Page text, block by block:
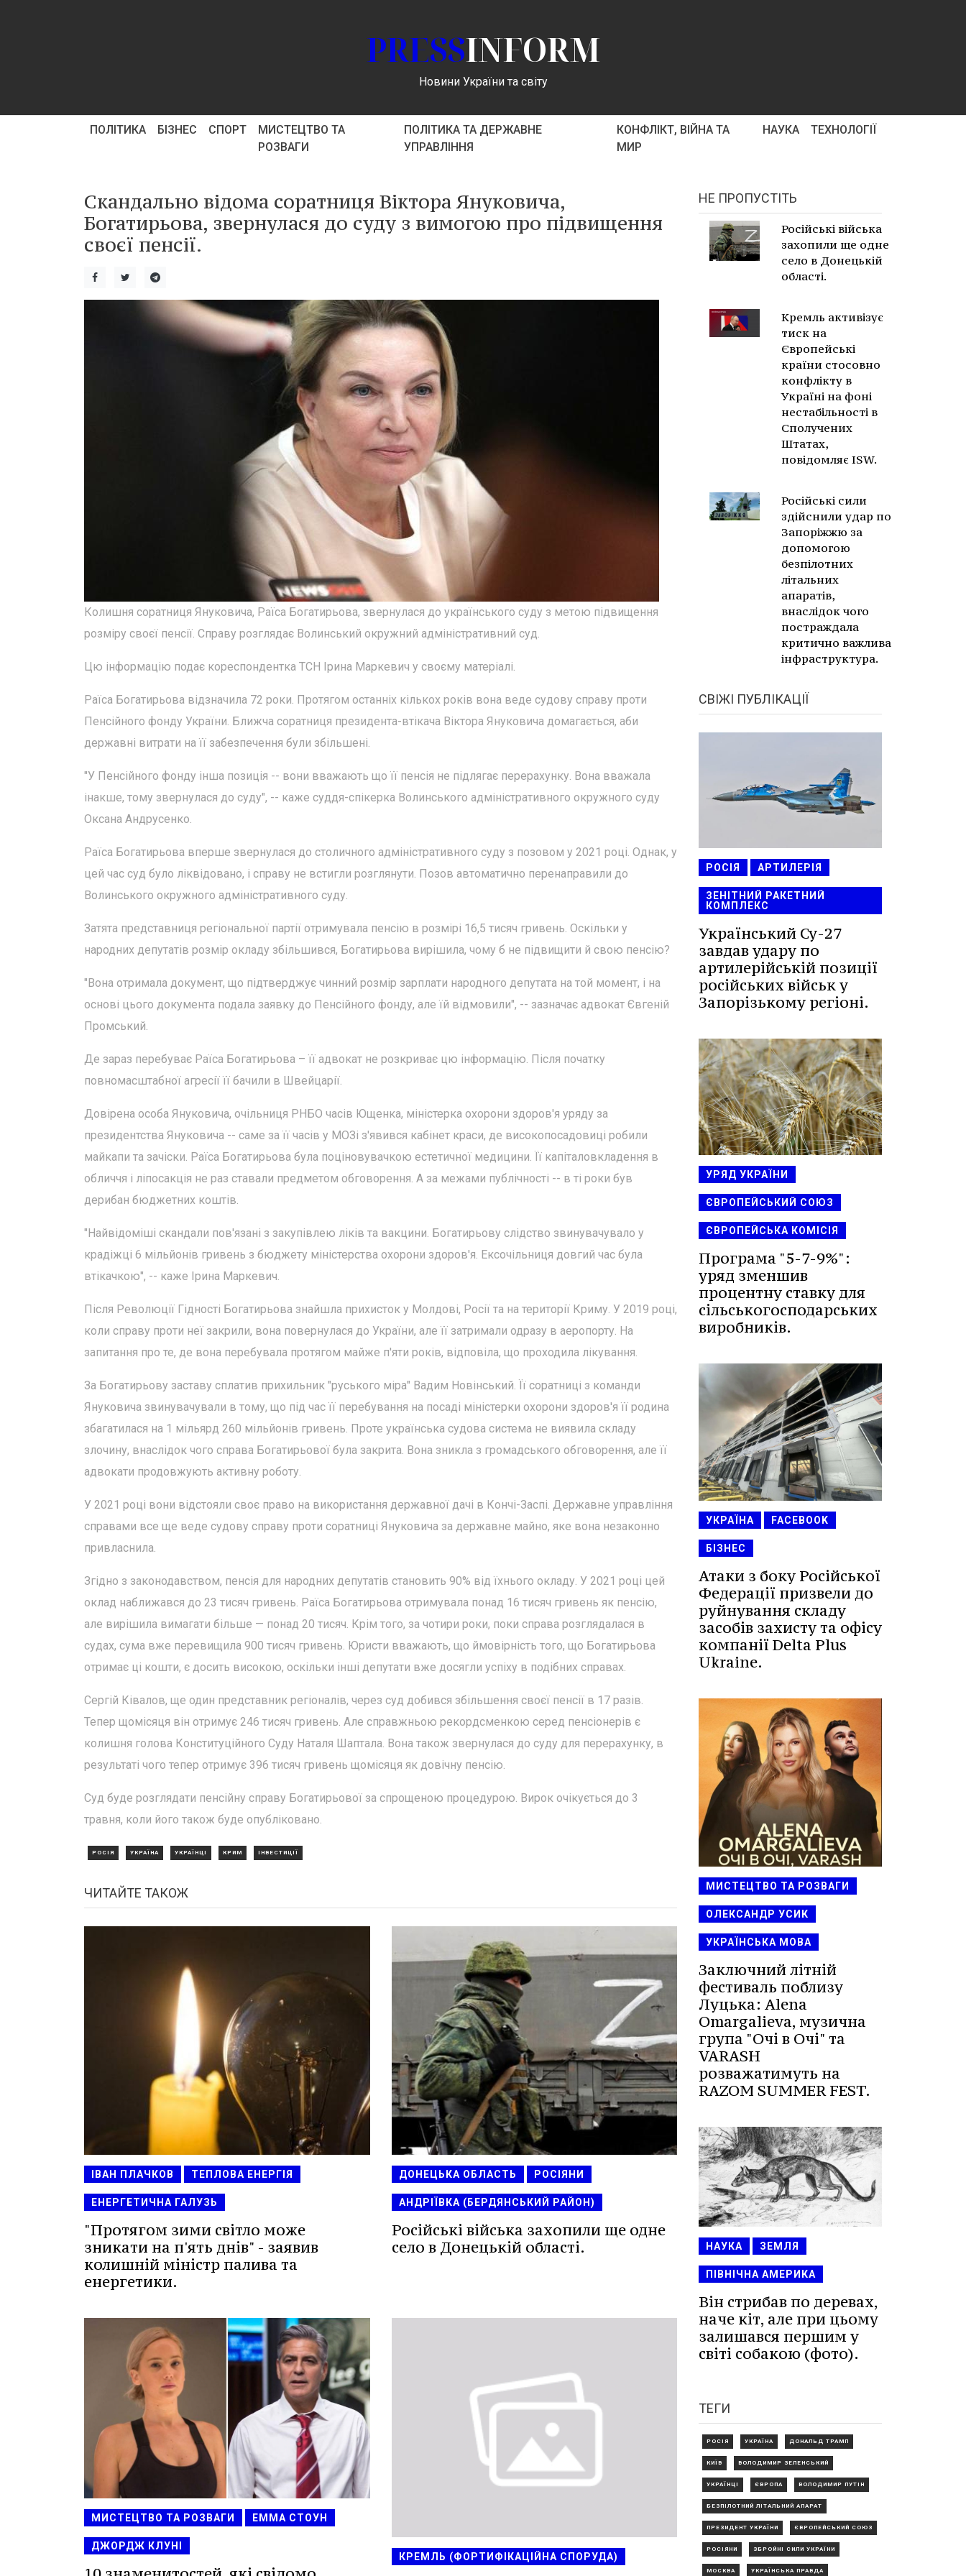
PRESSINFORM
Новини України та світу
ПОЛІТИКА БІЗНЕС СПОРТ
МИСТЕЦТВО ТА
РОЗВАГИ
ПОЛІТИКА ТА ДЕРЖАВНЕ
УПРАВЛІННЯ
КОНФЛІКТ, ВІЙНА ТА
МИР
НАУКА ТЕХНОЛОГІЇ
Скандально відома соратниця Віктора Януковича,
Богатирьова, звернулася до суду з вимогою про підвищення
своєї пенсії.
Колишня соратниця Януковича, Раїса Богатирьова, звернулася до українського суду з метою підвищення
розміру своєї пенсії. Справу розглядає Волинський окружний адміністративний суд.
Цю інформацію подає кореспондентка ТСН Ірина Маркевич у своєму матеріалі.
Раїса Богатирьова відзначила 72 роки. Протягом останніх кількох років вона веде судову справу проти
Пенсійного фонду України. Ближча соратниця президента-втікача Віктора Януковича домагається, аби
державні витрати на її забезпечення були збільшені.
"У Пенсійного фонду інша позиція -- вони вважають що її пенсія не підлягає перерахунку. Вона вважала
інакше, тому звернулася до суду", -- каже суддя-спікерка Волинського адміністративного окружного суду
Оксана Андрусенко.
Раїса Богатирьова вперше звернулася до столичного адміністративного суду з позовом у 2021 році. Однак, у
цей час суд було ліквідовано, і справу не встигли розглянути. Позов автоматично перенаправили до
Волинського окружного адміністративного суду.
Затята представниця регіональної партії отримувала пенсію в розмірі 16,5 тисяч гривень. Оскільки у
народних депутатів розмір окладу збільшився, Богатирьова вирішила, чому б не підвищити й свою пенсію?
"Вона отримала документ, що підтверджує чинний розмір зарплати народного депутата на той момент, і на
основі цього документа подала заявку до Пенсійного фонду, але їй відмовили", -- зазначає адвокат Євгеній
Промський.
Де зараз перебуває Раїса Богатирьова – її адвокат не розкриває цю інформацію. Після початку
повномасштабної агресії її бачили в Швейцарії.
Довірена особа Януковича, очільниця РНБО часів Ющенка, міністерка охорони здоров'я уряду за
президентства Януковича -- саме за її часів у МОЗі з'явився кабінет краси, де високопосадовиці робили
майкапи та зачіски. Раїса Богатирьова була поціновувачкою естетичної медицини. Її капіталовкладення в
обличчя і ліпосакція не раз ставали предметом обговорення. А за межами публічності -- в ті роки був
дерибан бюджетних коштів.
"Найвідоміші скандали пов'язані з закупівлею ліків та вакцини. Богатирьову слідство звинувачувало у
крадіжці 6 мільйонів гривень з бюджету міністерства охорони здоров'я. Ексочільниця довгий час була
втікачкою", -- каже Ірина Маркевич.
Після Революції Гідності Богатирьова знайшла прихисток у Молдові, Росії та на території Криму. У 2019 році,
коли справу проти неї закрили, вона повернулася до України, але її затримали одразу в аеропорту. На
запитання про те, де вона перебувала протягом майже п'яти років, відповіла, що проходила лікування.
За Богатирьову заставу сплатив прихильник "руського міра" Вадим Новінський. Її соратниці з команди
Януковича звинувачували в тому, що під час її перебування на посаді міністерки охорони здоров'я її родина
збагатилася на 1 мільярд 260 мільйонів гривень. Проте українська судова система не виявила складу
злочину, внаслідок чого справа Богатирьової була закрита. Вона зникла з громадського обговорення, але її
адвокати продовжують активну роботу.
У 2021 році вони відстояли своє право на використання державної дачі в Кончі-Заспі. Державне управління
справами все ще веде судову справу проти соратниці Януковича за державне майно, яке вона незаконно
привласнила.
Згідно з законодавством, пенсія для народних депутатів становить 90% від їхнього окладу. У 2021 році цей
оклад наближався до 23 тисяч гривень. Раїса Богатирьова отримувала понад 16 тисяч гривень як пенсію,
але вирішила вимагати більше — понад 20 тисяч. Крім того, за чотири роки, поки справа розглядалася в
судах, сума вже перевищила 900 тисяч гривень. Юристи вважають, що ймовірність того, що Богатирьова
отримає ці кошти, є досить високою, оскільки інші депутати вже досягли успіху в подібних справах.
Сергій Ківалов, ще один представник регіоналів, через суд добився збільшення своєї пенсії в 17 разів.
Тепер щомісяця він отримує 246 тисяч гривень. Але справжньою рекордсменкою серед пенсіонерів є
колишня голова Конституційного Суду Наталя Шаптала. Вона також звернулася до суду для перерахунку, в
результаті чого тепер отримує 396 тисяч гривень щомісяця як довічну пенсію.
Суд буде розглядати пенсійну справу Богатирьової за спрощеною процедурою. Вирок очікується до 3
травня, коли його також буде опубліковано.
РОСІЯ УКРАЇНА УКРАЇНЦІ КРИМ ІНВЕСТИЦІЇ
ЧИТАЙТЕ ТАКОЖ
ІВАН ПЛАЧКОВ ТЕПЛОВА ЕНЕРГІЯ
ЕНЕРГЕТИЧНА ГАЛУЗЬ
"Протягом зими світло може
зникати на п'ять днів" - заявив
колишній міністр палива та
енергетики.
ДОНЕЦЬКА ОБЛАСТЬ РОСІЯНИ
АНДРІЇВКА (БЕРДЯНСЬКИЙ РАЙОН)
Російські війська захопили ще одне
село в Донецькій області.
МИСТЕЦТВО ТА РОЗВАГИ ЕММА СТОУН
ДЖОРДЖ КЛУНІ
КРЕМЛЬ (ФОРТИФІКАЦІЙНА СПОРУДА)
НЕ ПРОПУСТІТЬ
Російські війська
захопили ще одне
село в Донецькій
області.
Кремль активізує
тиск на
Європейські
країни стосовно
конфлікту в
Україні на фоні
нестабільності в
Сполучених
Штатах,
повідомляє ISW.
Російські сили
здійснили удар по
Запоріжжю за
допомогою
безпілотних
літальних
апаратів,
внаслідок чого
постраждала
критично важлива
інфраструктура.
СВІЖІ ПУБЛІКАЦІЇ
РОСІЯ АРТИЛЕРІЯ
ЗЕНІТНИЙ РАКЕТНИЙ
КОМПЛЕКС
Український Су-27
завдав удару по
артилерійській позиції
російських військ у
Запорізькому регіоні.
УРЯД УКРАЇНИ
ЄВРОПЕЙСЬКИЙ СОЮЗ
ЄВРОПЕЙСЬКА КОМІСІЯ
Програма "5-7-9%":
уряд зменшив
процентну ставку для
сільськогосподарських
виробників.
УКРАЇНА FACEBOOK
БІЗНЕС
Атаки з боку Російської
Федерації призвели до
руйнування складу
засобів захисту та офісу
компанії Delta Plus
Ukraine.
МИСТЕЦТВО ТА РОЗВАГИ
ОЛЕКСАНДР УСИК
УКРАЇНСЬКА МОВА
Заключний літній
фестиваль поблизу
Луцька: Alena
Omargalieva, музична
група "Очі в Очі" та
VARASH
розважатимуть на
RAZOM SUMMER FEST.
НАУКА ЗЕМЛЯ
ПІВНІЧНА АМЕРИКА
Він стрибав по деревах,
наче кіт, але при цьому
залишався першим у
світі собакою (фото).
ТЕГИ
РОСІЯ УКРАЇНА ДОНАЛЬД ТРАМП
КИЇВ ВОЛОДИМИР ЗЕЛЕНСЬКИЙ
УКРАЇНЦІ ЄВРОПА ВОЛОДИМИР ПУТІН
БЕЗПІЛОТНИЙ ЛІТАЛЬНИЙ АПАРАТ
ПРЕЗИДЕНТ УКРАЇНИ ЄВРОПЕЙСЬКИЙ СОЮЗ
РОСІЯНИ ЗБРОЙНІ СИЛИ УКРАЇНИ
МОСКВА УКРАЇНСЬКА ПРАВДА